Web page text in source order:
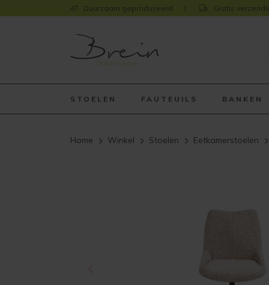
Duurzaam geproduceerd Gratis
STOELEN FAUTEUILS BANKEN
Home Winkel Stoelen Eetkamerstoelen